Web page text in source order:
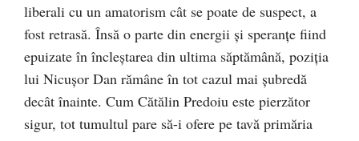
liberali cu un amatorism cât se poate de suspect, a
fost retrasă. Însă o parte din energii şi speranţe fiind
epuizate în încleştarea din ultima săptămână, poziţia
lui Nicuşor Dan rămâne în tot cazul mai şubredă
decât înainte. Cum Cătălin Predoiu este pierzător
sigur, tot tumultul pare să-i ofere pe tavă primăria